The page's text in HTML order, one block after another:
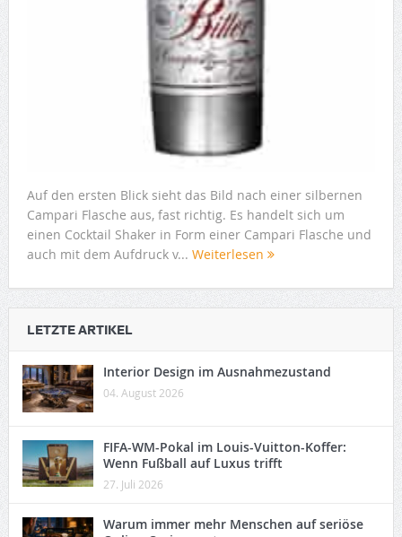
Auf den ersten Blick sieht das Bild nach einer silbernen
Campari Flasche aus, fast richtig. Es handelt sich um
einen Cocktail Shaker in Form einer Campari Flasche und
auch mit dem Aufdruck v... Weiterlesen
LETZTE ARTIKEL
Interior Design im Ausnahmezustand
04. August 2026
FIFA-WM-Pokal im Louis-Vuitton-Koffer:
Wenn Fußball auf Luxus trifft
27. Juli 2026
Warum immer mehr Menschen auf seriöse